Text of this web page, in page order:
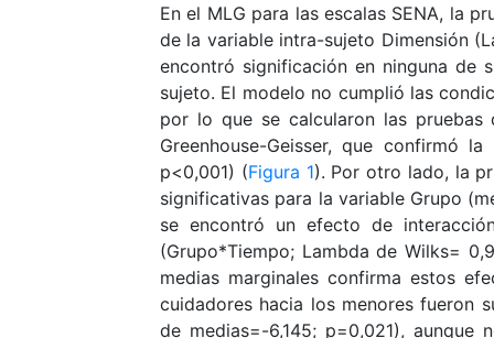
En el MLG para las escalas SENA, la
de la variable intra-sujeto Dimensión
encontró significación en ninguna de
sujeto. El modelo no cumplió las
por lo que se calcularon las
Greenhouse-Geisser, que confirmó
p<0,001) (Figura 1). Por otro lado, la
significativas para la variable Grupo
se encontró un efecto de
(Grupo*Tiempo; Lambda de Wilks=
medias marginales confirma estos
cuidadores hacia los menores fueron
de medias=-6,145; p=0,021), aunque